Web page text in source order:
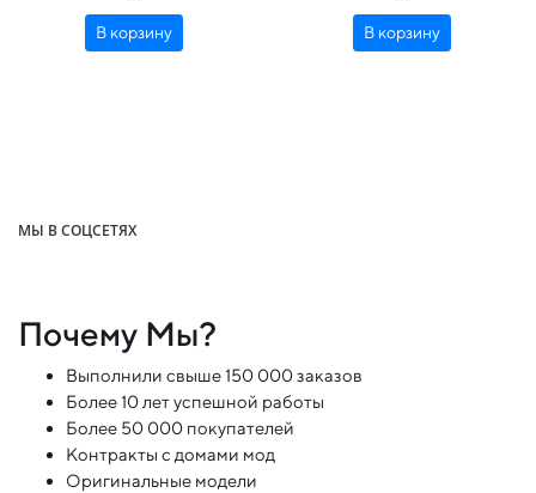
В корзину В корзину
МЫ В СОЦСЕТЯХ
Почему Мы?
Выполнили свыше 150 000 заказов
Более 10 лет успешной работы
Более 50 000 покупателей
Контракты с домами мод
Оригинальные модели